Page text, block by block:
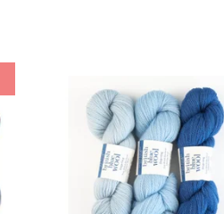
Toto je jemnější verze British
100, 100% britská vlna z ovce
Bluefaced Leicester. Vlna tohoto
plemene, považovaná za
nejluxusnější britské...
Dostupnost:
Skladem 8 ks
ERIKA KNIGHT